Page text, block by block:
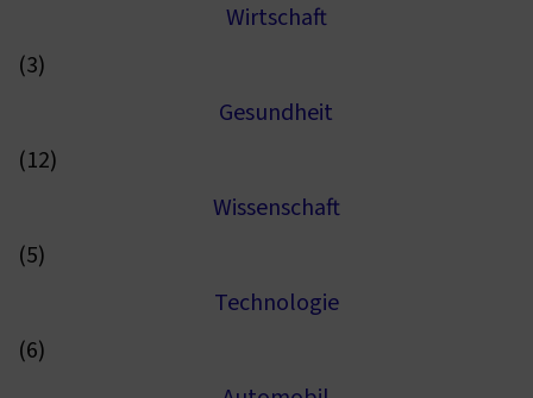
Wirtschaft
(3)
Gesundheit
(12)
Wissenschaft
(5)
Technologie
(6)